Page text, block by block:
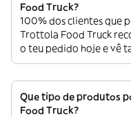
Food Truck?
100% dos clientes que
Trottola Food Truck
o teu pedido hoje e vê
Que tipo de produtos
Food Truck?